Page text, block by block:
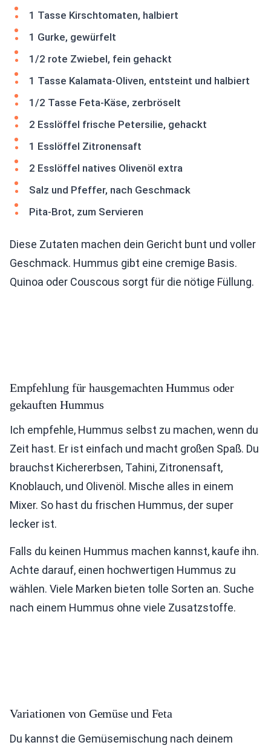
1 Tasse Kirschtomaten, halbiert
1 Gurke, gewürfelt
1/2 rote Zwiebel, fein gehackt
1 Tasse Kalamata-Oliven, entsteint und halbiert
1/2 Tasse Feta-Käse, zerbröselt
2 Esslöffel frische Petersilie, gehackt
1 Esslöffel Zitronensaft
2 Esslöffel natives Olivenöl extra
Salz und Pfeffer, nach Geschmack
Pita-Brot, zum Servieren
Diese Zutaten machen dein Gericht bunt und voller
Geschmack. Hummus gibt eine cremige Basis.
Quinoa oder Couscous sorgt für die nötige Füllung.
Empfehlung für hausgemachten Hummus oder
gekauften Hummus
Ich empfehle, Hummus selbst zu machen, wenn du
Zeit hast. Er ist einfach und macht großen Spaß. Du
brauchst Kichererbsen, Tahini, Zitronensaft,
Knoblauch, und Olivenöl. Mische alles in einem
Mixer. So hast du frischen Hummus, der super
lecker ist.
Falls du keinen Hummus machen kannst, kaufe ihn.
Achte darauf, einen hochwertigen Hummus zu
wählen. Viele Marken bieten tolle Sorten an. Suche
nach einem Hummus ohne viele Zusatzstoffe.
Variationen von Gemüse und Feta
Du kannst die Gemüsemischung nach deinem